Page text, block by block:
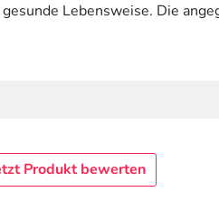
Lebensweise. Die
Produkt bewerten